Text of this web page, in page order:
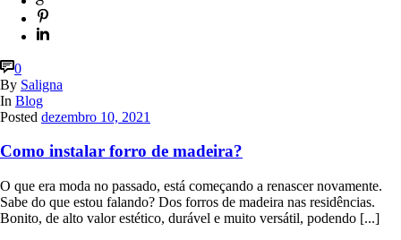
0
By Saligna
In Blog
Posted dezembro 10, 2021
Como instalar forro de madeira?
O que era moda no passado, está começando a renascer novamente.
Sabe do que estou falando? Dos forros de madeira nas residências.
Bonito, de alto valor estético, durável e muito versátil, podendo [...]